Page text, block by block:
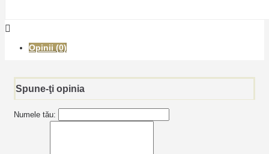
Opinii (0)
Spune-ţi opinia
Numele tău: